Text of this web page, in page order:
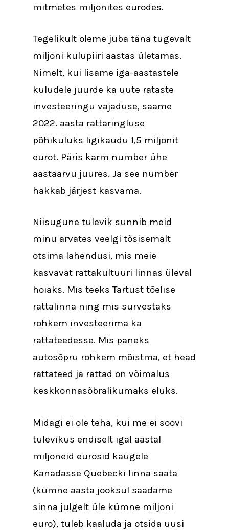
mitmetes miljonites eurodes.
Tegelikult oleme juba täna tugevalt
miljoni kulupiiri aastas ületamas.
Nimelt, kui lisame iga-aastastele
kuludele juurde ka uute rataste
investeeringu vajaduse, saame
2022. aasta rattaringluse
põhikuluks ligikaudu 1,5 miljonit
eurot. Päris karm number ühe
aastaarvu juures. Ja see number
hakkab järjest kasvama.
Niisugune tulevik sunnib meid
minu arvates veelgi tõsisemalt
otsima lahendusi, mis meie
kasvavat rattakultuuri linnas üleval
hoiaks. Mis teeks Tartust tõelise
rattalinna ning mis survestaks
rohkem investeerima ka
rattateedesse. Mis paneks
autosõpru rohkem mõistma, et head
rattateed ja rattad on võimalus
keskkonnasõbralikumaks eluks.
Midagi ei ole teha, kui me ei soovi
tulevikus endiselt igal aastal
miljoneid eurosid kaugele
Kanadasse Quebecki linna saata
(kümne aasta jooksul saadame
sinna julgelt üle kümne miljoni
euro), tuleb kaaluda ja otsida uusi